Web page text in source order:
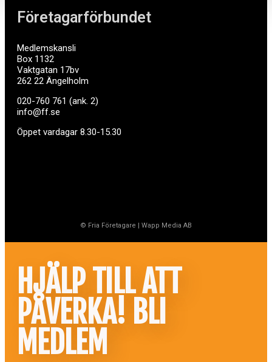
Företagarförbundet
Medlemskansli
Box 1132
Vaktgatan 17bv
262 22 Ängelholm
020-760 761 (ank. 2)
info@ff.se
Öppet vardagar 8.30-15.30
© Fria Företagare | Wapp Media AB
HJÄLP TILL ATT
PÅVERKA! BLI
MEDLEM